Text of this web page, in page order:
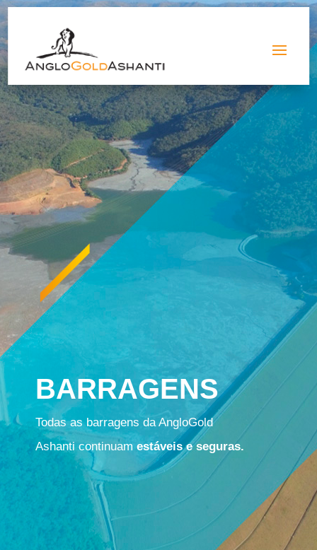
BARRAGENS
Todas as barragens da AngloGold
Ashanti continuam estáveis e seguras.